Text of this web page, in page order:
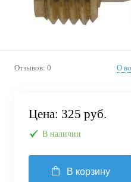
Отзывов: 0 О
Цена: 325 руб.
В наличии
В корзину